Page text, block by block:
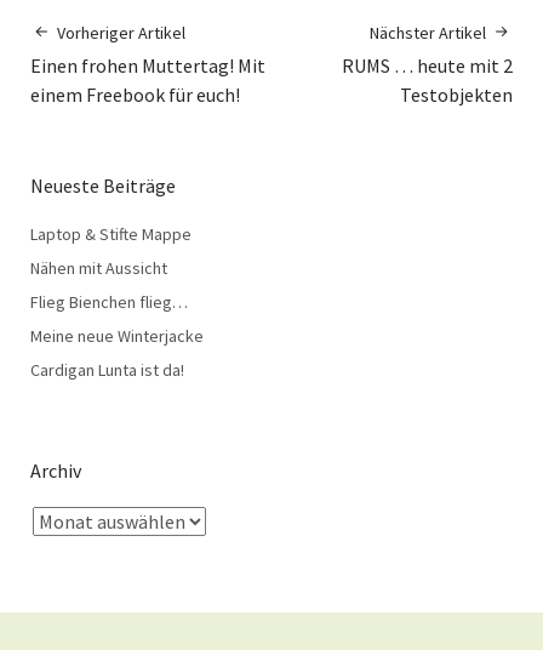
Vorheriger Artikel
Einen frohen Muttertag! Mit
einem Freebook für euch!
Nächster Artikel
RUMS … heute mit 2
Testobjekten
Neueste Beiträge
Laptop & Stifte Mappe
Nähen mit Aussicht
Flieg Bienchen flieg…
Meine neue Winterjacke
Cardigan Lunta ist da!
Archiv